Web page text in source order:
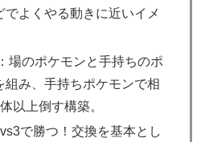
でよくやる動きに近いイメ
：場のポケモンと手持ちのポ
組み、手持ちポケモンで相
以上倒す構築。
で勝つ！交換を基本とし